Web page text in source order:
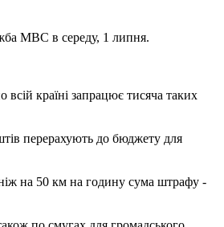
МВС в середу, 1 липня.
країні запрацює тисяча таких
перерахують до бюджету для
на 50 км на годину сума штрафу -